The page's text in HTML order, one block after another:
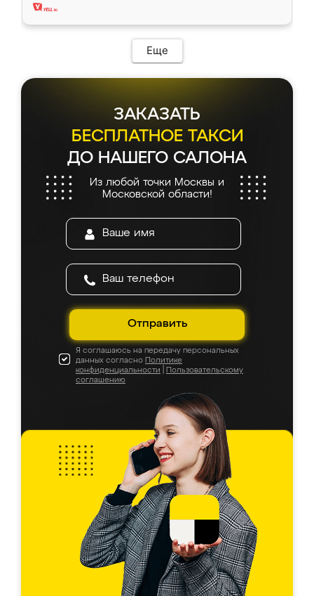
Еще
ЗАКАЗАТЬ
БЕСПЛАТНОЕ ТАКСИ
ДО НАШЕГО САЛОНА
Из любой точки Москвы и
Московской области!
Отправить
Я соглашаюсь на передачу персональных
данных согласно Политике
конфиденциальности
Пользовательскому
соглашению